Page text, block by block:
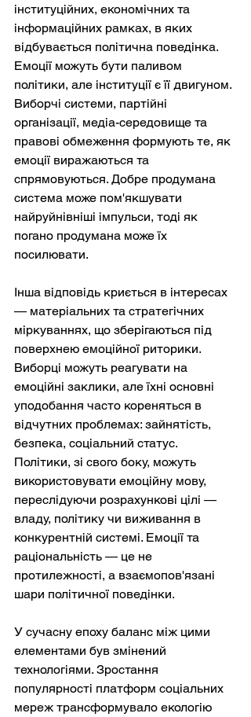
інституційних, економічних та
інформаційних рамках, в яких
відбувається політична поведінка.
Емоції можуть бути паливом
політики, але інституції є її двигуном.
Виборчі системи, партійні
організації, медіа-середовище та
правові обмеження формують те, як
емоції виражаються та
спрямовуються. Добре продумана
система може пом'якшувати
найруйнівніші імпульси, тоді як
погано продумана може їх
посилювати.
Інша відповідь криється в інтересах
— матеріальних та стратегічних
міркуваннях, що зберігаються під
поверхнею емоційної риторики.
Виборці можуть реагувати на
емоційні заклики, але їхні основні
уподобання часто кореняться в
відчутних проблемах: зайнятість,
безпека, соціальний статус.
Політики, зі свого боку, можуть
використовувати емоційну мову,
переслідуючи розрахункові цілі —
владу, політику чи виживання в
конкурентній системі. Емоції та
раціональність — це не
протилежності, а взаємопов'язані
шари політичної поведінки.
У сучасну епоху баланс між цими
елементами був змінений
технологіями. Зростання
популярності платформ соціальних
мереж трансформувало екологію